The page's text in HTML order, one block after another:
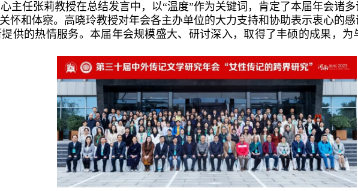
主任张莉教授在总结发言中，以“温度”作为关键词，肯定了本届年会诸
怀和体察。高晓玲教授对年会各主办单位的大力支持和协助表示衷心的
供的热情服务。本届年会规模盛大、研讨深入，取得了丰硕的成果，